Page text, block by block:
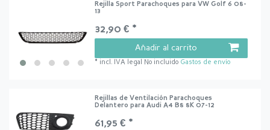
Rejilla Sport Parachoques para VW Golf 6 08-
13
32,90 € *
Añadir al carrito
* incl. IVA legal No incluido Gastos de envío
Rejillas de Ventilación Parachoques
Delantero para Audi A4 B8 8K 07-12
61,95 € *